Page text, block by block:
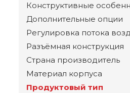
Конструктивные
Дополнительные опции
Регулировка потока
Разъёмная конструкция
Страна производитель
Материал корпуса
Продуктовый тип